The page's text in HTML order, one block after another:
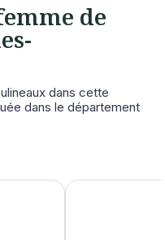
de
dans cette
dans le département